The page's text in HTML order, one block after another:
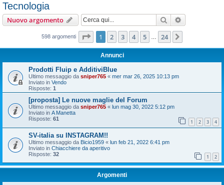
Tecnologia
Nuovo argomento Cerca
598 argomenti Pagina di 24
1 2 3 4 5 24
Annunci
Prodotti Fluip e AdditiviBlue
Ultimo messaggio da sniper765 « mer mar 26, 2025 10:13 pm
Inviato in Vendo
Risposte: 1
[proposta] Le nuove maglie del Forum
Ultimo messaggio da sniper765 « lun mag 30, 2022 5:12 pm
Inviato in A Manetta
Risposte: 61 1 2 3 4
SV-italia su INSTAGRAM!!
Ultimo messaggio da Bicio1959 « lun feb 21, 2022 6:41 pm
Inviato in Chiacchiere da aperitivo
Risposte: 32 1 2
Argomenti